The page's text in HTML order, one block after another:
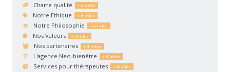
Charte qualité
Notre Ethique
Notre Philosophie
Nos Valeurs
Nos partenaires
L'agence Neo-bienêtre
Services pour thérapeutes